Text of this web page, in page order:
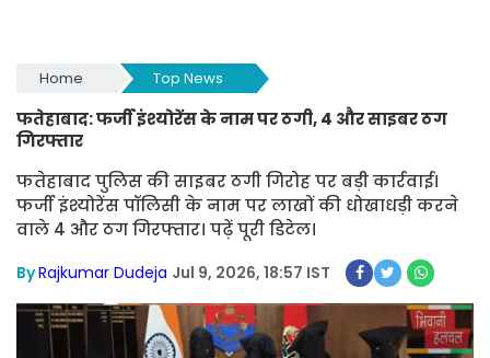
Home Top News
फतेहाबाद: फर्जी इंश्योरेंस के नाम पर ठगी, 4 और साइबर ठग
गिरफ्तार
फतेहाबाद पुलिस की साइबर ठगी गिरोह पर बड़ी कार्रवाई।
फर्जी इंश्योरेंस पॉलिसी के नाम पर लाखों की धोखाधड़ी करने
वाले 4 और ठग गिरफ्तार। पढ़ें पूरी डिटेल।
ByRajkumar Dudeja Jul 9, 2026, 18:57 IST